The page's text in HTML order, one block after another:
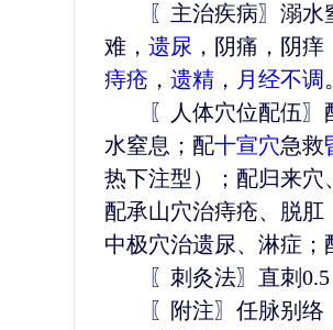
〖主治疾病〗溺水
难， 遗尿 ，阴痛，阴
痔疮 ， 遗精 ， 月经不调
〖人体穴位配伍〗
水窒息；配十宣穴急救
热下注型）；配归来
配承山穴治痔疮、脱
中极穴治遗尿、淋症；
〖刺灸法〗直刺0.5
〖附注〗任脉别络